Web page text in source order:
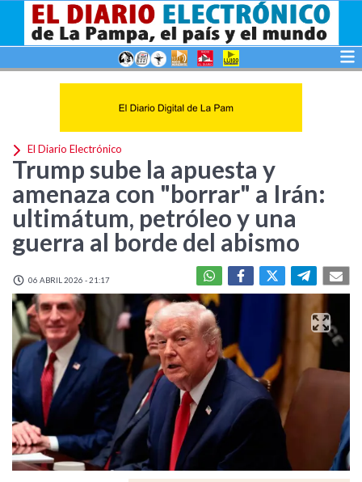
El Diario Electrónico
Trump sube la apuesta y
amenaza con "borrar" a Irán:
ultimátum, petróleo y una
guerra al borde del abismo
06 ABRIL 2026 - 21:17